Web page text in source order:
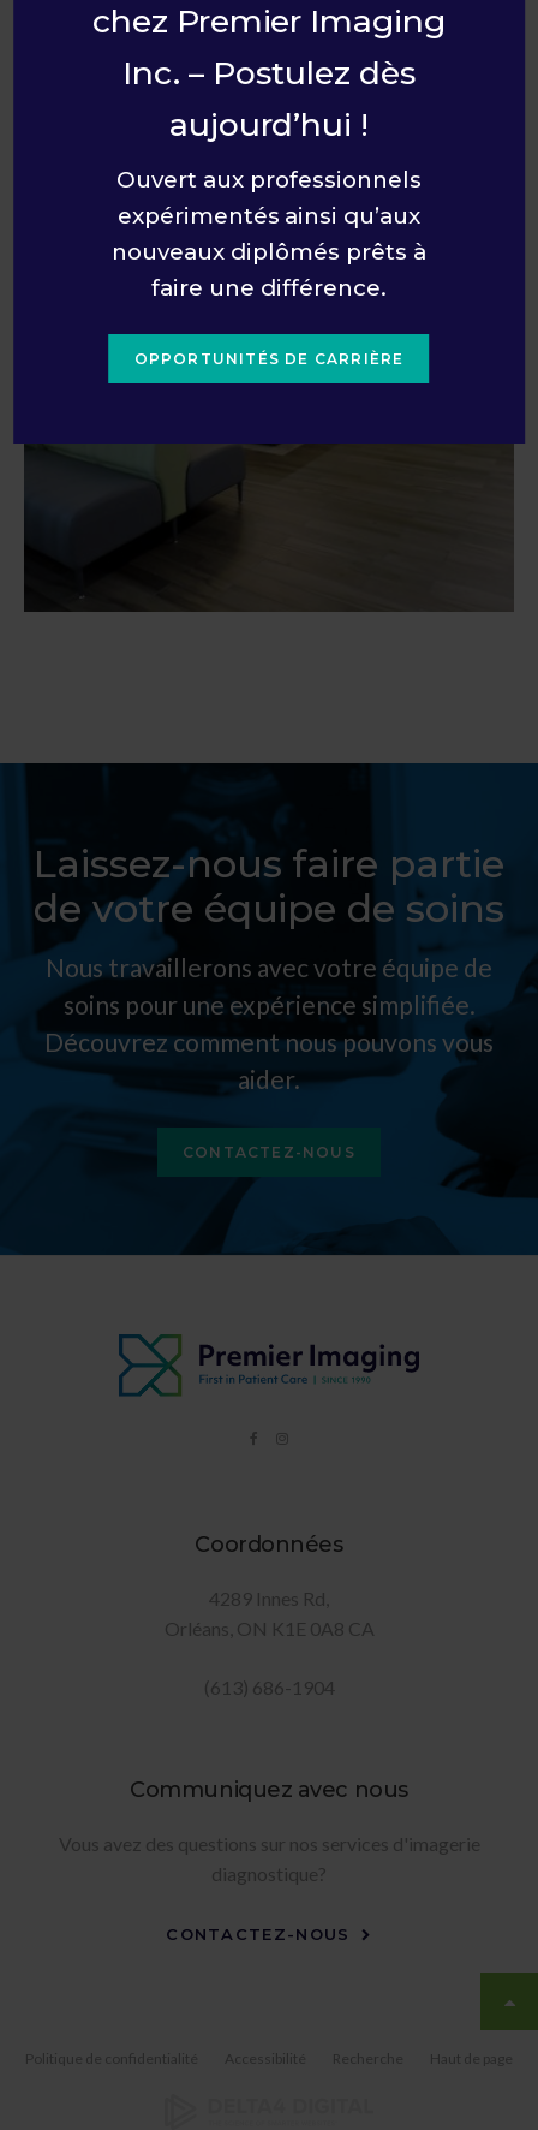
Laissez-nous faire partie
de votre équipe de soins
Nous travaillerons avec votre équipe de
soins pour une expérience simplifiée.
Découvrez comment nous pouvons vous
aider.
CONTACTEZ-NOUS
Coordonnées
4289 Innes Rd
Orléans ON K1E 0A8 CA
(613) 686-1904
Communiquez avec nous
Vous avez des questions sur nos services d'imagerie
diagnostique?
CONTACTEZ-NOUS
Politique de confidentialité Accessibilité Recherche Haut de page
chez Premier Imaging
Inc. – Postulez dès
aujourd’hui !
Ouvert aux professionnels
expérimentés ainsi qu’aux
nouveaux diplômés prêts à
faire une différence.
OPPORTUNITÉS DE CARRIÈRE